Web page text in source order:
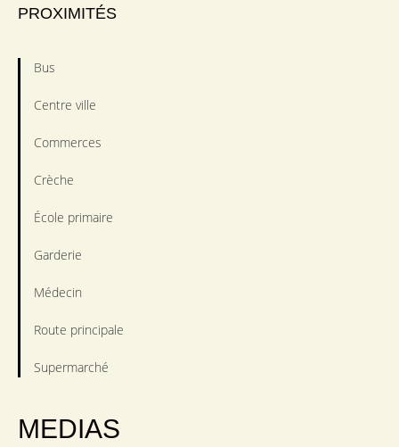
PROXIMITÉS
Bus
Centre ville
Commerces
Crèche
École primaire
Garderie
Médecin
Route principale
Supermarché
MEDIAS